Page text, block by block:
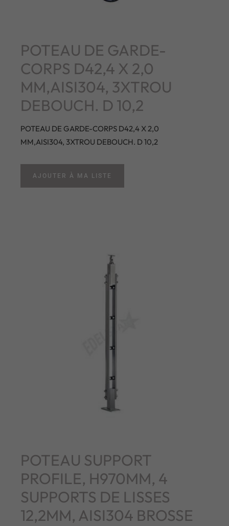
POTEAU DE GARDE-
CORPS D42,4 X 2,0
MM,AISI304, 3XTROU
DEBOUCH. D 10,2
POTEAU DE GARDE-CORPS D42,4 X 2,0
MM,AISI304, 3XTROU DEBOUCH. D 10,2
AJOUTER À MA LISTE
POTEAU SUPPORT
PROFILE, H970MM, 4
SUPPORTS DE LISSES
12,2MM, AISI304 BROSSE